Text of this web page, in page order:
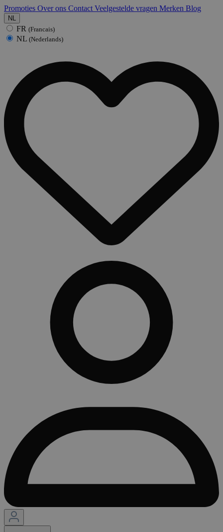
Promoties Over ons Contact Veelgestelde vragen Merken Blog
NL
FR (Francais)
NL (Nederlands)